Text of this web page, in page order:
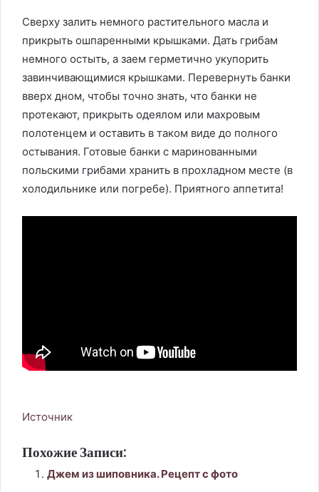
Сверху залить немного растительного масла и
прикрыть ошпаренными крышками. Дать грибам
немного остыть, а заем герметично укупорить
завинчивающимися крышками. Перевернуть банки
вверх дном, чтобы точно знать, что банки не
протекают, прикрыть одеялом или махровым
полотенцем и оставить в таком виде до полного
остывания. Готовые банки с маринованными
польскими грибами хранить в прохладном месте (в
холодильнике или погребе). Приятного аппетита!
Источник
Похожие Записи:
Джем из шиповника. Рецепт с фото